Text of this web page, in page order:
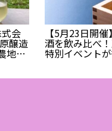
会
醸造
地を
イ
【5月23日開
酒を飲み比べ
特別イベント